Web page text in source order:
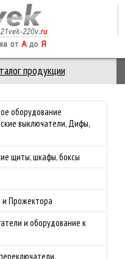
продукции
оборудование
выключатели, Дифы,
щиты, шкафы, боксы
и Прожектора
и оборудование к